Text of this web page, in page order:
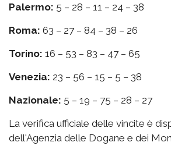
Palermo: 5 – 28 – 11 – 24 – 38
Roma: 63 – 27 – 84 – 38 – 26
Torino: 16 – 53 – 83 – 47 – 65
Venezia: 23 – 56 – 15 – 5 – 38
Nazionale: 5 – 19 – 75 – 28 – 27
La verifica ufficiale delle vincite è
dell'Agenzia delle Dogane e dei